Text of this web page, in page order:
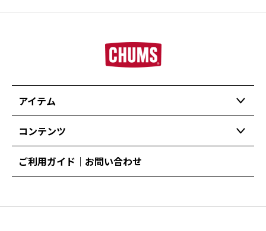
アイテム
コンテンツ
ご利用ガイド｜お問い合わせ